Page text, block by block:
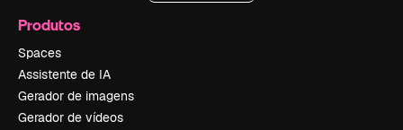
Produtos
Spaces
Assistente de IA
Gerador de imagens
Gerador de vídeos